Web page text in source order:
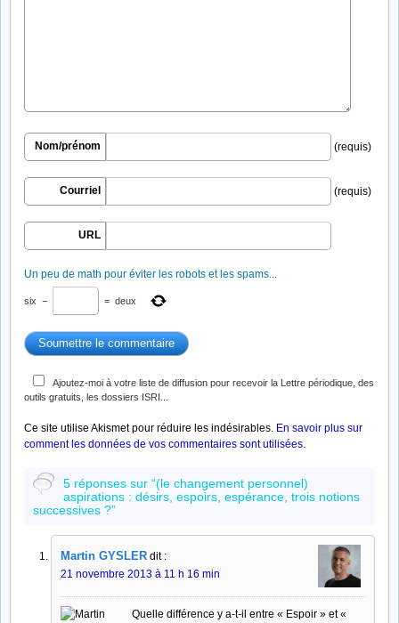
Nom/prénom (requis)
Courriel (requis)
URL
Un peu de math pour éviter les robots et les spams...
six − = deux
Ajoutez-moi à votre liste de diffusion pour recevoir la Lettre périodique, des
outils gratuits, les dossiers ISRI...
Ce site utilise Akismet pour réduire les indésirables. En savoir plus sur
comment les données de vos commentaires sont utilisées.
5 réponses sur “(le changement personnel)
aspirations : désirs, espoirs, espérance, trois notions
successives ?”
Martin GYSLER dit :
21 novembre 2013 à 11 h 16 min
Quelle différence y a-t-il entre « Espoir » et «